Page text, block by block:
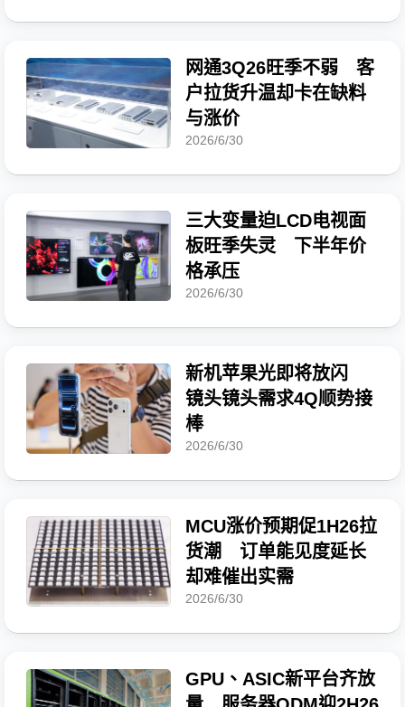
网通3Q26旺季不弱 客
户拉货升温却卡在缺料
与涨价
2026/6/30
三大变量迫LCD电视面
板旺季失灵 下半年价
格承压
2026/6/30
新机苹果光即将放闪
镜头镜头需求4Q顺势接
棒
2026/6/30
MCU涨价预期促1H26拉
货潮 订单能见度延长
却难催出实需
2026/6/30
GPU、ASIC新平台齐放